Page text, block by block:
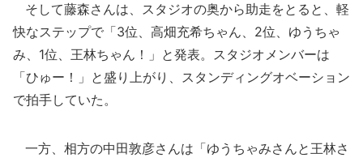
そして藤森さんは、スタジオの奥から助走をとると、軽
快なステップで「3位、高畑充希ちゃん、2位、ゆうちゃ
み、1位、王林ちゃん！」と発表。スタジオメンバーは
「ひゅー！」と盛り上がり、スタンディングオベーション
で拍手していた。
一方、相方の中田敦彦さんは「ゆうちゃみさんと王林さ